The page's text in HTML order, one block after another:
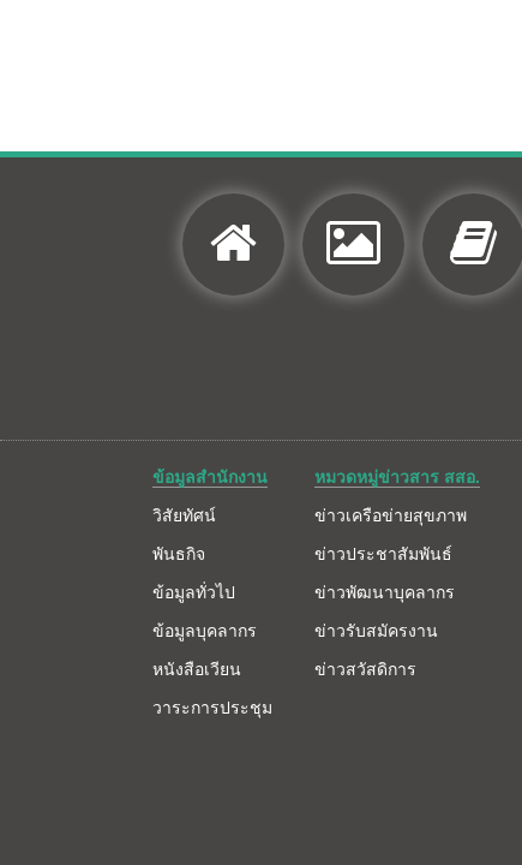
ข้อมูลสำนักงาน
วิสัยทัศน์
พันธกิจ
ข้อมูลทั่วไป
ข้อมูลบุคลากร
หนังสือเวียน
วาระการประชุม
หมวดหมู่ข่าวสาร สสอ.
ข่าวเครือข่ายสุขภาพ
ข่าวประชาสัมพันธ์
ข่าวพัฒนาบุคลากร
ข่าวรับสมัครงาน
ข่าวสวัสดิการ